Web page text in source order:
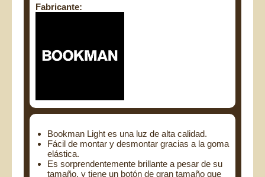
Fabricante:
Bookman Light es una luz de alta calidad.
Fácil de montar y desmontar gracias a la goma
elástica.
Es sorprendentemente brillante a pesar de su
tamaño, y tiene un botón de gran tamaño que